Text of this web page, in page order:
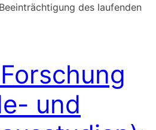
des laufenden
und